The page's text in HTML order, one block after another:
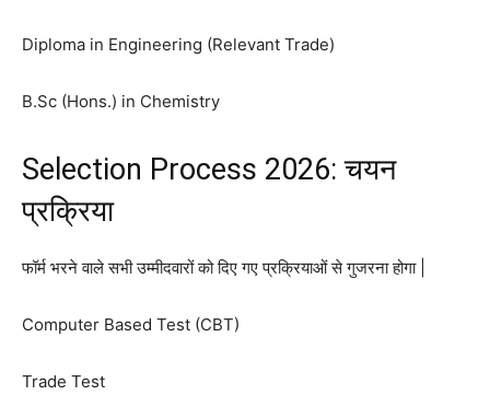
Diploma in Engineering (Relevant Trade)
B.Sc (Hons.) in Chemistry
Selection Process 2026: चयन
प्रक्रिया
फॉर्म भरने वाले सभी उम्मीदवारों को दिए गए प्रक्रियाओं से गुजरना होगा |
Computer Based Test (CBT)
Trade Test